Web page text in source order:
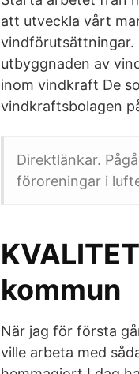
att utveckla vårt
vindförutsättningar.
utbyggnaden av
inom vindkraft De
vindkraftsbolagen
Direktlänkar.
föroreningar i
kommun
När jag för första
ville arbeta med